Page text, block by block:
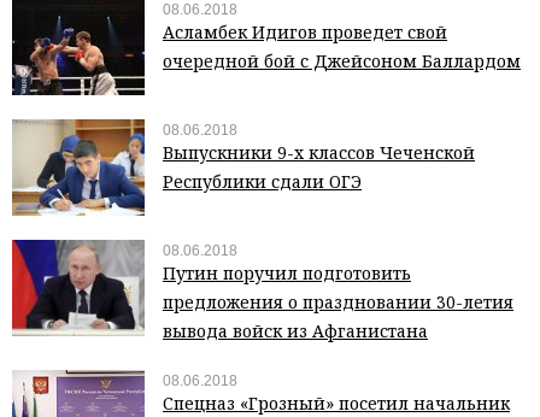
08.06.2018
Асламбек Идигов проведет свой
очередной бой с Джейсоном Баллардом
08.06.2018
Выпускники 9-х классов Чеченской
Республики сдали ОГЭ
08.06.2018
Путин поручил подготовить
предложения о праздновании 30-летия
вывода войск из Афганистана
08.06.2018
Спецназ «Грозный» посетил начальник